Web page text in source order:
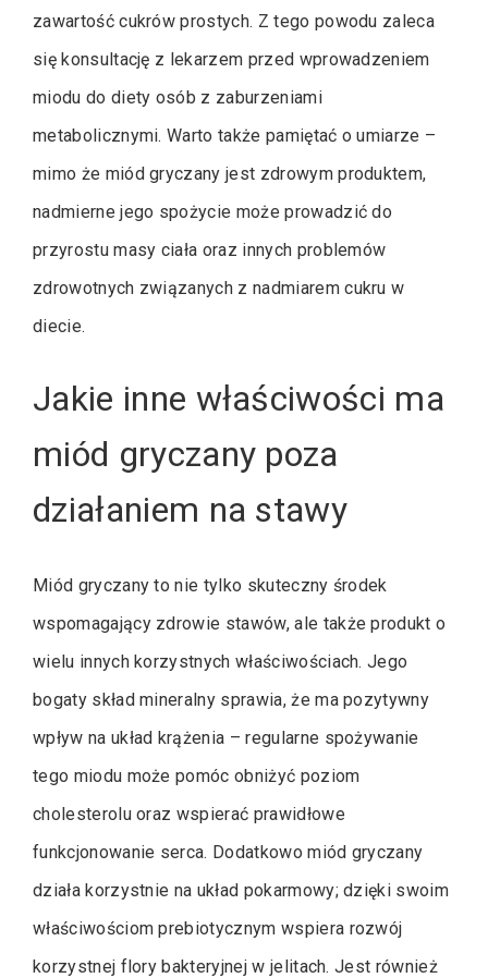
zawartość cukrów prostych. Z tego powodu zaleca
się konsultację z lekarzem przed wprowadzeniem
miodu do diety osób z zaburzeniami
metabolicznymi. Warto także pamiętać o umiarze –
mimo że miód gryczany jest zdrowym produktem,
nadmierne jego spożycie może prowadzić do
przyrostu masy ciała oraz innych problemów
zdrowotnych związanych z nadmiarem cukru w
diecie.
Jakie inne właściwości ma
miód gryczany poza
działaniem na stawy
Miód gryczany to nie tylko skuteczny środek
wspomagający zdrowie stawów, ale także produkt o
wielu innych korzystnych właściwościach. Jego
bogaty skład mineralny sprawia, że ma pozytywny
wpływ na układ krążenia – regularne spożywanie
tego miodu może pomóc obniżyć poziom
cholesterolu oraz wspierać prawidłowe
funkcjonowanie serca. Dodatkowo miód gryczany
działa korzystnie na układ pokarmowy; dzięki swoim
właściwościom prebiotycznym wspiera rozwój
korzystnej flory bakteryjnej w jelitach. Jest również